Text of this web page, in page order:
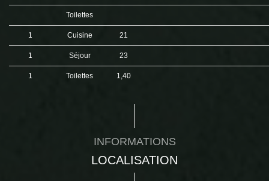
Toilettes
1 Cuisine 21
1 Séjour 23
1 Toilettes 1,40
INFORMATIONS
LOCALISATION